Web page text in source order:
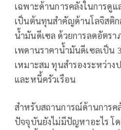
เฉพาะด้านการคลังในการดู
เป็นต้นทุนสำคัญด้านโลจิสติก
น้ำมันดีเซล ด้วยการลดอัตร
เพดานราคาน้ำมันดีเซลเป็น
เหมาะสม ทุนสำรองระหว่าง
และหนี้ครัวเรือน
สำหรับสถานการณ์ด้านการค
ปัจจุบันยังไม่มีปัญหาอะไร โ